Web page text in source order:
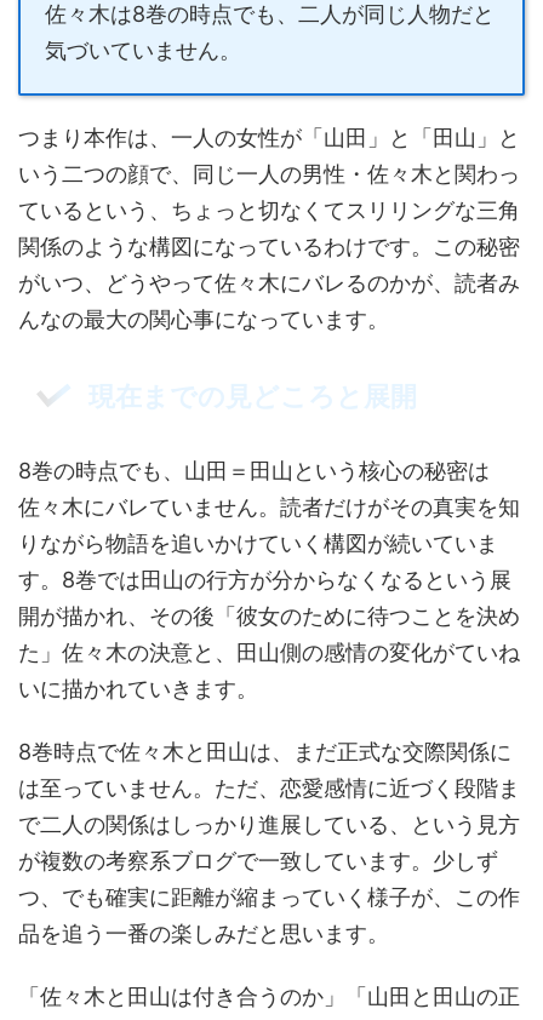
佐々木は8巻の時点でも、二人が同じ人物だと
気づいていません。
つまり本作は、一人の女性が「山田」と「田山」と
いう二つの顔で、同じ一人の男性・佐々木と関わっ
ているという、ちょっと切なくてスリリングな三角
関係のような構図になっているわけです。この秘密
がいつ、どうやって佐々木にバレるのかが、読者み
んなの最大の関心事になっています。
現在までの見どころと展開
8巻の時点でも、山田＝田山という核心の秘密は
佐々木にバレていません。読者だけがその真実を知
りながら物語を追いかけていく構図が続いていま
す。8巻では田山の行方が分からなくなるという展
開が描かれ、その後「彼女のために待つことを決め
た」佐々木の決意と、田山側の感情の変化がていね
いに描かれていきます。
8巻時点で佐々木と田山は、まだ正式な交際関係に
は至っていません。ただ、恋愛感情に近づく段階ま
で二人の関係はしっかり進展している、という見方
が複数の考察系ブログで一致しています。少しず
つ、でも確実に距離が縮まっていく様子が、この作
品を追う一番の楽しみだと思います。
「佐々木と田山は付き合うのか」「山田と田山の正